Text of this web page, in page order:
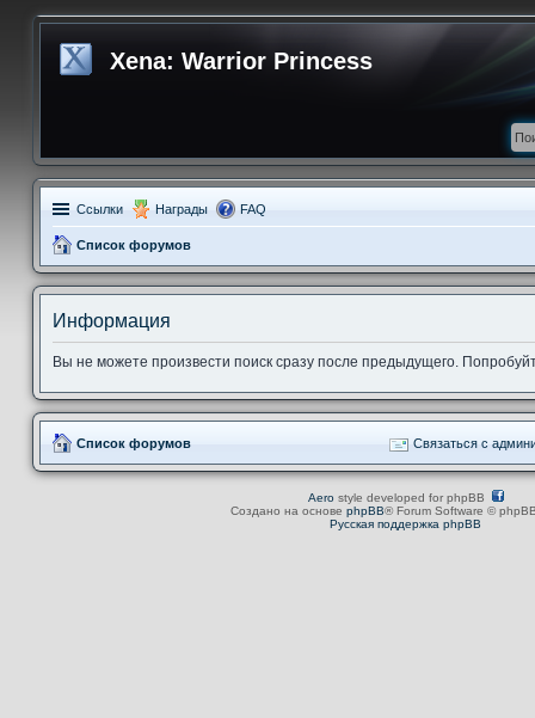
Xena: Warrior Princess
Ссылки Награды FAQ
Список форумов
Информация
Вы не можете произвести поиск сразу после предыдущего.
Список форумов Связаться с
Aerostyle developed for phpBB
Создано на основе phpBB® Forum Software ©
Русская поддержка phpBB